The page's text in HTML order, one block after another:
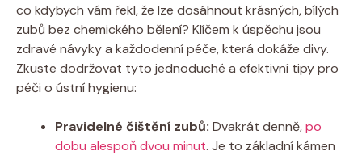
co kdybych vám řekl, že lze dosáhnout krásných, bílých
zubů bez chemického bělení? Klíčem k úspěchu jsou
zdravé návyky a každodenní péče, která dokáže divy.
Zkuste dodržovat tyto jednoduché a efektivní tipy pro
péči o ústní hygienu:
Pravidelné čištění zubů: Dvakrát denně,po
dobu alespoň dvou minut. Je to základní kámen